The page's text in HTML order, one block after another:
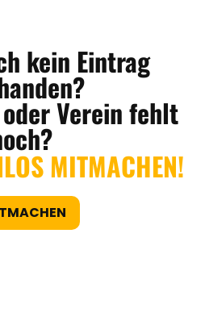
kein Eintrag
Verein fehlt
MITMACHEN!